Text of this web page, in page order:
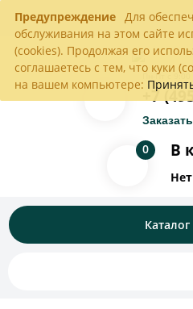
Предупреждение Для
обслуживания на этом сайте
(cookies). Продолжая его
соглашаетесь с тем, что куки
на вашем компьютере:
Пн-Пт с 9:00
+7
В
0
Каталог